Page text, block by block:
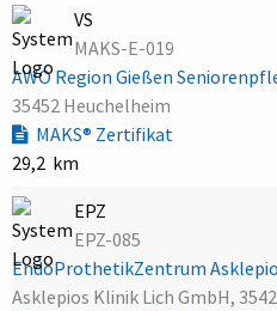
VS
MAKS-E-019
AWO Region Gießen
35452 Heuchelheim
MAKS® Zertifikat
29,2 km
EPZ
EPZ-085
EndoProthetikZentrum
Asklepios Klinik Lich GmbH,